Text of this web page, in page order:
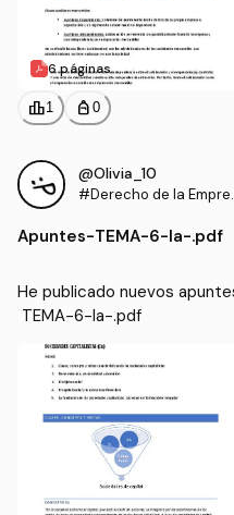
6 páginas
leaderboard1 personal_bag 0
@Olivia_10
#Derecho de la
Apuntes-TEMA-6-Ia-.pdf
He publicado nuevos
TEMA-6-Ia-.pdf